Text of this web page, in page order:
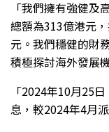
「我們擁有強健
總額為313億港元
元。我們穩健的財
積極探討海外發展
「2024年10月25
息，較2024年4月